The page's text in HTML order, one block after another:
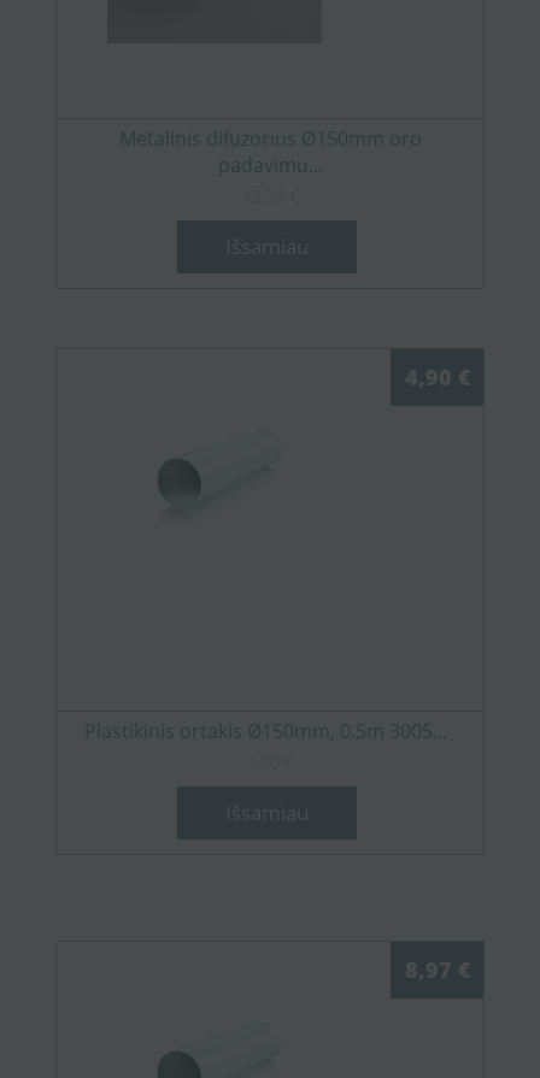
Metalinis difuzorius Ø150mm oro
padavimu...
Išsamiau
4,90 €
Plastikinis ortakis Ø150mm, 0.5m 3005...
Išsamiau
8,97 €